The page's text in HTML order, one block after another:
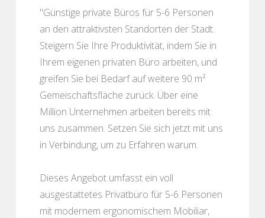
"Günstige private Büros für 5-6 Personen
an den attraktivsten Standorten der Stadt.
Steigern Sie Ihre Produktivität, indem Sie in
Ihrem eigenen privaten Büro arbeiten, und
greifen Sie bei Bedarf auf weitere 90 m²
Gemeischaftsfläche zurück. Über eine
Million Unternehmen arbeiten bereits mit
uns zusammen. Setzen Sie sich jetzt mit uns
in Verbindung, um zu Erfahren warum.
Dieses Angebot umfasst ein voll
ausgestattetes Privatbüro für 5-6 Personen
mit modernem ergonomischem Mobiliar,